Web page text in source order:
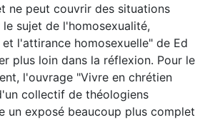
ne peut couvrir des situations
sujet de l'homosexualité,
l'attirance homosexuelle" de Ed
plus loin dans la réflexion. Pour le
l'ouvrage "Vivre en chrétien
collectif de théologiens
un exposé beaucoup plus complet